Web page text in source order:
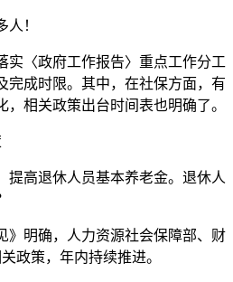
！
实〈政府工作报告〉重点工作分工
完成时限。其中，在社保方面，有
相关政策出台时间表也明确了。
提高退休人员基本养老金。退休人
》明确，人力资源社会保障部、财
政策，年内持续推进。